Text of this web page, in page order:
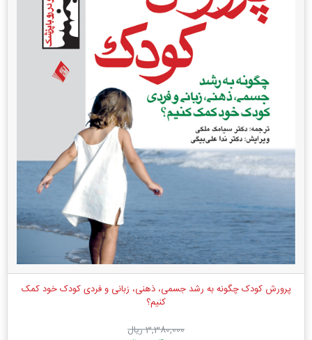
پرورش کودک چگونه به رشد جسمی، ذهنی، زبانی و فردی کودک خود کمک
کنیم؟
3,380,000 ریال